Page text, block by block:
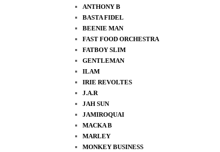
ANTHONY B
BASTA FIDEL
BEENIE MAN
FAST FOOD ORCHESTRA
FATBOY SLIM
GENTLEMAN
ILAM
IRIE REVOLTES
J.A.R
JAH SUN
JAMIROQUAI
MACKA B
MARLEY
MONKEY BUSINESS